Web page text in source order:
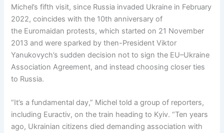
Michel’s fifth visit, since Russia invaded Ukraine in February
2022, coincides with the 10th anniversary of
the Euromaidan protests, which started on 21 November
2013 and were sparked by then-President Viktor
Yanukovych’s sudden decision not to sign the EU–Ukraine
Association Agreement, and instead choosing closer ties
to Russia.
“It’s a fundamental day,” Michel told a group of reporters,
including Euractiv, on the train heading to Kyiv. “Ten years
ago, Ukrainian citizens died demanding association with